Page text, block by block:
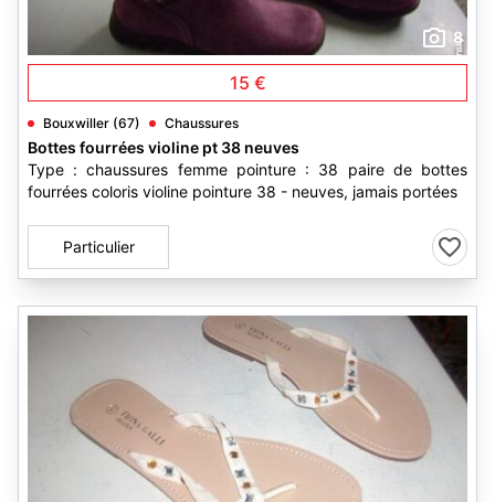
8
15 €
Bouxwiller (67) Chaussures
Bottes fourrées violine pt 38 neuves
Type : chaussures femme pointure : 38 paire de bottes
fourrées coloris violine pointure 38 - neuves, jamais portées
Particulier